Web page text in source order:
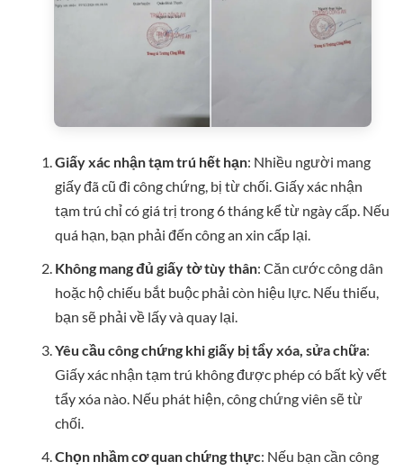
Giấy xác nhận tạm trú hết hạn: Nhiều người mang
giấy đã cũ đi công chứng, bị từ chối. Giấy xác nhận
tạm trú chỉ có giá trị trong 6 tháng kể từ ngày cấp. Nếu
quá hạn, bạn phải đến công an xin cấp lại.
Không mang đủ giấy tờ tùy thân: Căn cước công dân
hoặc hộ chiếu bắt buộc phải còn hiệu lực. Nếu thiếu,
bạn sẽ phải về lấy và quay lại.
Yêu cầu công chứng khi giấy bị tẩy xóa, sửa chữa:
Giấy xác nhận tạm trú không được phép có bất kỳ vết
tẩy xóa nào. Nếu phát hiện, công chứng viên sẽ từ
chối.
Chọn nhầm cơ quan chứng thực: Nếu bạn cần công